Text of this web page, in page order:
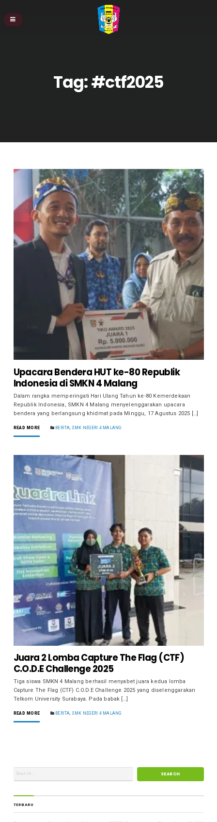
Tag:#ctf2025
Upacara Bendera HUT ke-80 Republik
Indonesia di SMKN 4 Malang
Dalam rangka memperingati Hari Ulang Tahun ke-80 Kemerdekaan
Republik Indonesia, SMKN 4 Malang menyelenggarakan upacara
bendera yang berlangsung khidmat pada Minggu, 17 Agustus 2025 […]
READ MORE BERITA SMK NEGERI 4 MALANG
Juara 2 Lomba Capture The Flag (CTF)
C.O.D.E Challenge 2025
Tiga siswa SMKN 4 Malang berhasil menyabet juara kedua lomba
Capture The Flag (CTF) C.O.D.E Challenge 2025 yang diselenggarakan
Telkom University Surabaya. Pada babak […]
READ MORE BERITA SMK NEGERI 4 MALANG
TERBARU